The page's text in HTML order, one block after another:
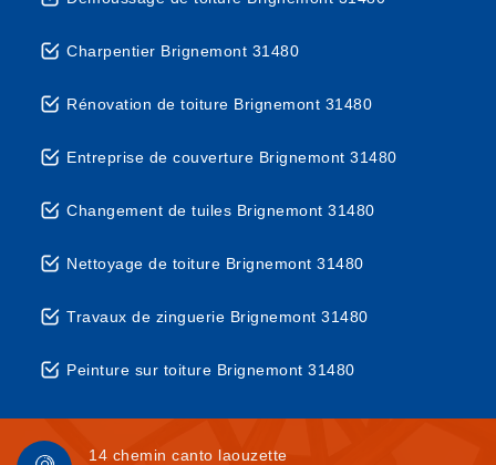
Charpentier Brignemont 31480
Rénovation de toiture Brignemont 31480
Entreprise de couverture Brignemont 31480
Changement de tuiles Brignemont 31480
Nettoyage de toiture Brignemont 31480
Travaux de zinguerie Brignemont 31480
Peinture sur toiture Brignemont 31480
14 chemin canto laouzette